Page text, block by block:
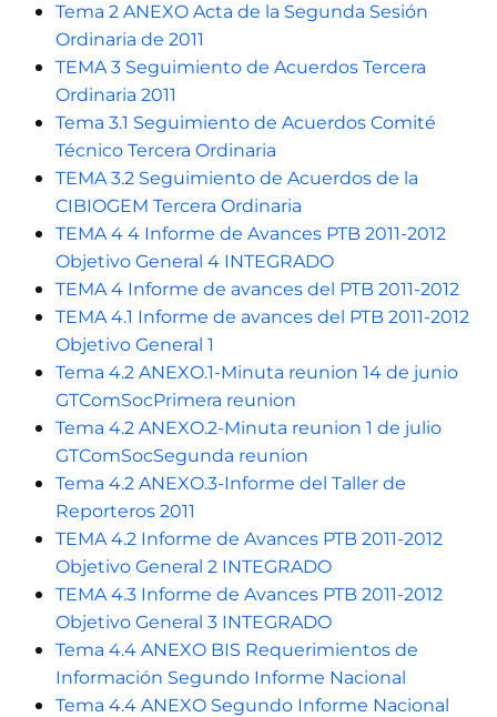
Tema 2 ANEXO Acta de la Segunda Sesión
Ordinaria de 2011
TEMA 3 Seguimiento de Acuerdos Tercera
Ordinaria 2011
Tema 3.1 Seguimiento de Acuerdos Comité
Técnico Tercera Ordinaria
TEMA 3.2 Seguimiento de Acuerdos de la
CIBIOGEM Tercera Ordinaria
TEMA 4 4 Informe de Avances PTB 2011-2012
Objetivo General 4 INTEGRADO
TEMA 4 Informe de avances del PTB 2011-2012
TEMA 4.1 Informe de avances del PTB 2011-2012
Objetivo General 1
Tema 4.2 ANEXO.1-Minuta reunion 14 de junio
GTComSocPrimera reunion
Tema 4.2 ANEXO.2-Minuta reunion 1 de julio
GTComSocSegunda reunion
Tema 4.2 ANEXO.3-Informe del Taller de
Reporteros 2011
TEMA 4.2 Informe de Avances PTB 2011-2012
Objetivo General 2 INTEGRADO
TEMA 4.3 Informe de Avances PTB 2011-2012
Objetivo General 3 INTEGRADO
Tema 4.4 ANEXO BIS Requerimientos de
Información Segundo Informe Nacional
Tema 4.4 ANEXO Segundo Informe Nacional